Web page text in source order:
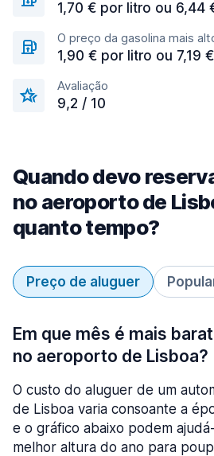
1,70 € por litro ou 6,44
O preço da gasolina mais
1,90 € por litro ou 7,19
Avaliação
9,2 / 10
Quando devo
no aeroporto de
quanto tempo?
Preço de aluguer
Em que mês é mais
no aeroporto de Lisboa?
O custo do aluguer de um
de Lisboa varia consoante a
e o gráfico abaixo podem
melhor altura do ano para